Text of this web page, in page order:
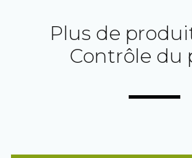
Plus de
Contrôle du